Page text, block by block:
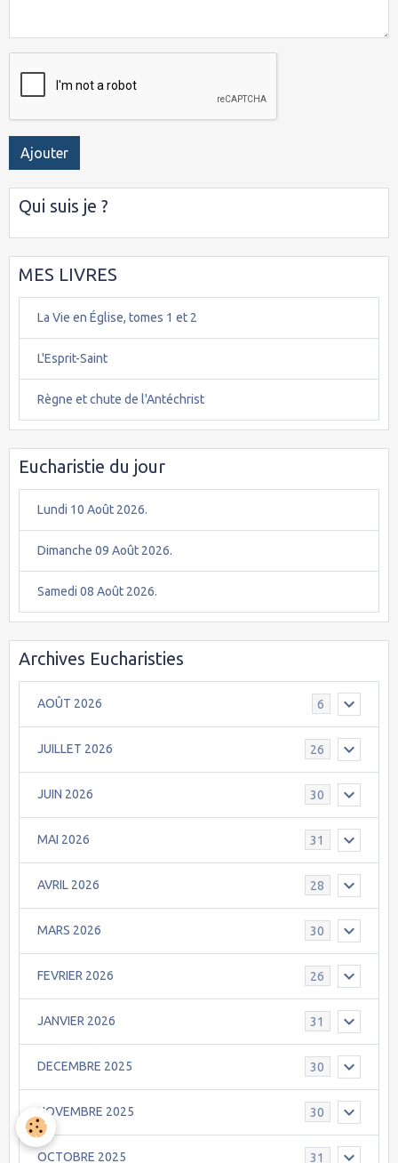
Ajouter
Qui suis je ?
MES LIVRES
La Vie en Église, tomes 1 et 2
L'Esprit-Saint
Règne et chute de l'Antéchrist
Eucharistie du jour
Lundi 10 Août 2026.
Dimanche 09 Août 2026.
Samedi 08 Août 2026.
Archives Eucharisties
AOÛT 2026 6
JUILLET 2026 26
JUIN 2026 30
MAI 2026 31
AVRIL 2026 28
MARS 2026 30
FEVRIER 2026 26
JANVIER 2026 31
DECEMBRE 2025 30
NOVEMBRE 2025 30
OCTOBRE 2025 31